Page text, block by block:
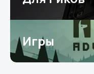
Игры